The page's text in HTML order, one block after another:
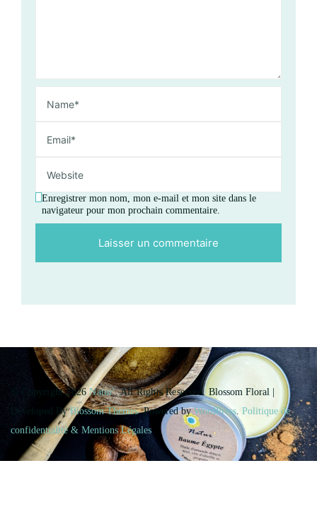
Enregistrer mon nom, mon e-mail et mon site dans le
navigateur pour mon prochain commentaire.
© Copyright 2026Natur'. All Rights Reserved.Blossom Floral |
Developed ByBlossom Themes. Powered byWordPress. Politique de
confidentialité & Mentions Légales